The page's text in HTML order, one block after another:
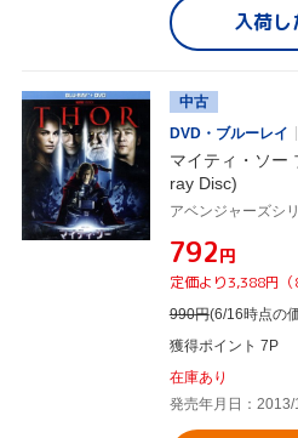
入荷し
中古
DVD・ブルーレイ
マイティ・ソー
ray Disc)
¥792円
定価より3,388円（
990円(6/16時点の
獲得ポイント 7P
在庫あり
発売年月日：2013/